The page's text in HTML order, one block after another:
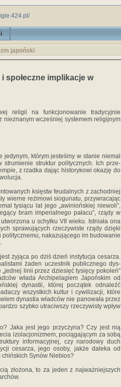
japoński
społeczne implikacje w
religii na funkcjonowanie tradycyjnie
nieznanym wcześniej systemem religijnym
którym jesteśmy w stanie niemal
strumienie struktur politycznych. Ich prze­
z rzad­ka dając historykowi okazję do
księstw feudalnych z zachodniej
wierne reżimowi siogunatu, przywracając
tysiącu lat jego „awiniońskiej niewoli”,
bram imperialnego pałacu”, rządy w
utworzona u schyłku VII wieku. Istniała ona
sprawujących rzeczywiste rządy dzięki
politycznemu, nakazującego im budowanie
żyjąca po dziś dzień instytucja cesarza.
żaden uczestnik publicznego dys­
linii przez dziesięć tysięcy pokoleń”
włada Archipelagiem Japońskim od
dynastii, której początek odnaleźć
wszystkich kultur i cywilizacji, które
dynastia wład­ców nie panowała przez
szybko utraciwszy rzeczywisty wpływ
Jaka jest jego przyczyna? Czy jest nią
izolacjonizmem, pociągającym za sobą
informacyj­nej, czy narodowy duch
cesarza, jego osoby, jakże daleka od
Synów Niebios?
złożona, to za jeden z najważniejszych